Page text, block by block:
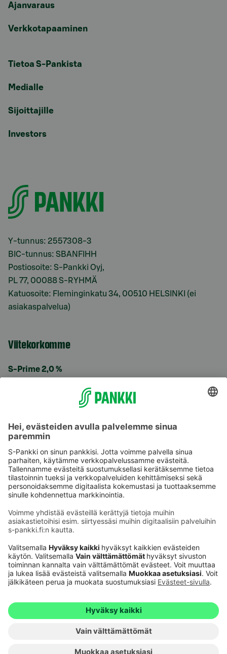
Ajanvaraus
Verkkotapaaminen
Tietoa S-Pankista
Medialle
Sijoittajille
Investors
Y-tunnus: 2557308-3
BIC-tunnus: SBANFIHH
Postiosoite: S-Pankki Oyj,
PL 77, 00088 S-RYHMÄ
Katuosoite: Fleminginkatu 34, 00510 HELSINKI (ei
asiakaspalvelua)
Viitekorkomme
S-Prime 2,0 %
Käyttöehdot
Saavutettavuusseloste
Evästeet
Verkkopalvelujen käytön edellytykset